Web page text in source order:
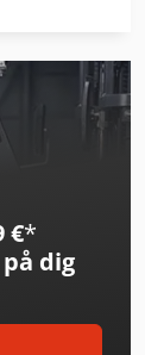
€*
dig